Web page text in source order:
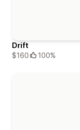
Drift
$160
100%